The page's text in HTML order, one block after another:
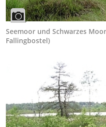
Seemoor und Schwarzes
Fallingbostel)